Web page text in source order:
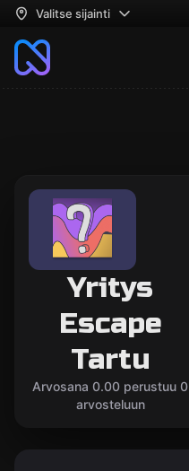
Valitse sijainti
Yritys
Escape
Tartu
Arvosana 0.00 perustuu 0
arvosteluun